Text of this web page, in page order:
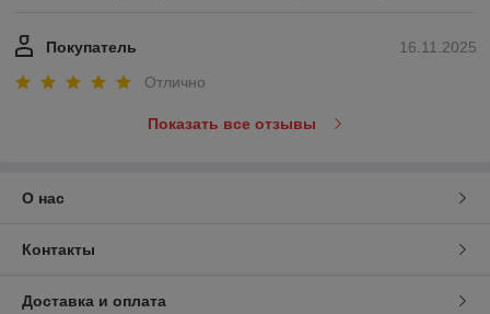
16.11.2025
Покупатель
Отлично
Показать все отзывы
О нас
Контакты
Доставка и оплата